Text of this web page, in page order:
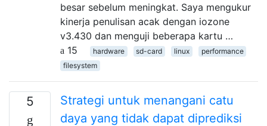
besar sebelum meningkat. Saya mengukur
kinerja penulisan acak dengan iozone
v3.430 dan menguji beberapa kartu …
15
hardware sd-card linux
performance
filesystem
5
Strategi untuk menangani catu
daya yang tidak dapat diprediksi